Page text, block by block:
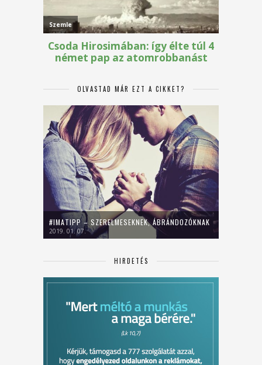
OLVASTAD MÁR EZT A CIKKET?
#IMATIPP – SZERELMESEKNEK, ÁBRÁNDOZÓKNAK
2019. 01. 07.
HIRDETÉS